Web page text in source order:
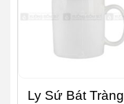
Ly Sứ Bát Tràng